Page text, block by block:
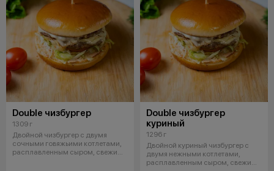
Double чизбургер
1309 г
Двойной чизбургер с двумя
сочными говяжьими котлетами,
расплавленным сыром, свежими
Double чизбургер
куриный
1296 г
Двойной куриный чизбургер с
двумя нежными котлетами,
расплавленным сыром, свежими